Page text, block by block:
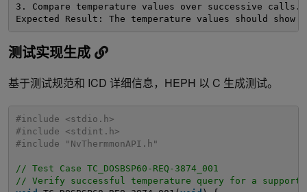
3. Compare temperature values over successive calls.
Expected Result: The temperature values should
测试实现生成
基于测试规范和 ICD 详细信息，HEPH 以 C 生成测试。
#include <stdio.h>
#include <stdint.h>
#include "NvThermmonAPI.h"
// Test Case TC_DOSBSP60-REQ-3874_001
// Verify successful temperature query for a